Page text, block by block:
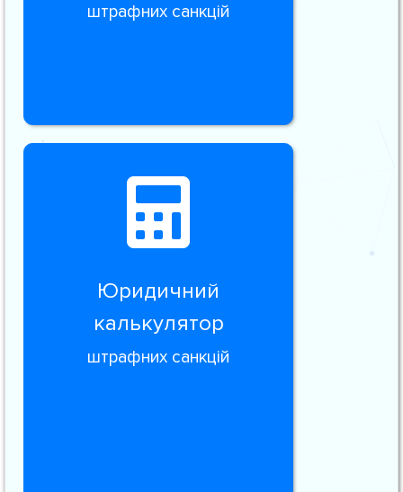
штрафних санкцій
Юридичний
калькулятор
штрафних санкцій